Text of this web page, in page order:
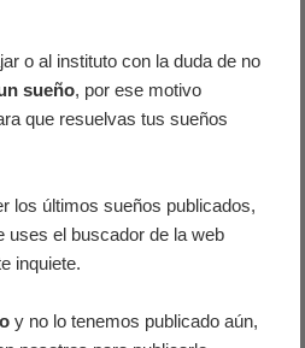
o al instituto con la duda de no
sueño, por ese motivo
que resuelvas tus sueños
los últimos sueños publicados,
uses el buscador de la web
inquiete.
y no lo tenemos publicado aún,